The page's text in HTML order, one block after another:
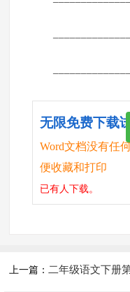
无限免费下载试
Word文档没有任
便收藏和打印
已有人下载。
上一篇： 二年级语文下册